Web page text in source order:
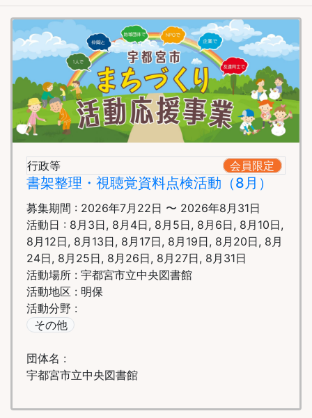
行政等 会員限定
書架整理・視聴覚資料点検活動（8月）
募集期間 : 2026年7月22日 〜 2026年8月31日
活動日 : 8月3日, 8月4日, 8月5日, 8月6日, 8月10日,
8月12日, 8月13日, 8月17日, 8月19日, 8月20日, 8月
24日, 8月25日, 8月26日, 8月27日, 8月31日
活動場所 : 宇都宮市立中央図書館
活動地区 : 明保
活動分野 :
その他
団体名 :
宇都宮市立中央図書館